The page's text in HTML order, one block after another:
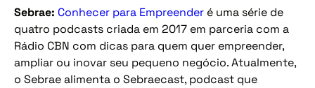
Sebrae: Conhecer para Empreender é uma série de
quatro podcasts criada em 2017 em parceria com a
Rádio CBN com dicas para quem quer empreender,
ampliar ou inovar seu pequeno negócio. Atualmente,
o Sebrae alimenta o Sebraecast, podcast que